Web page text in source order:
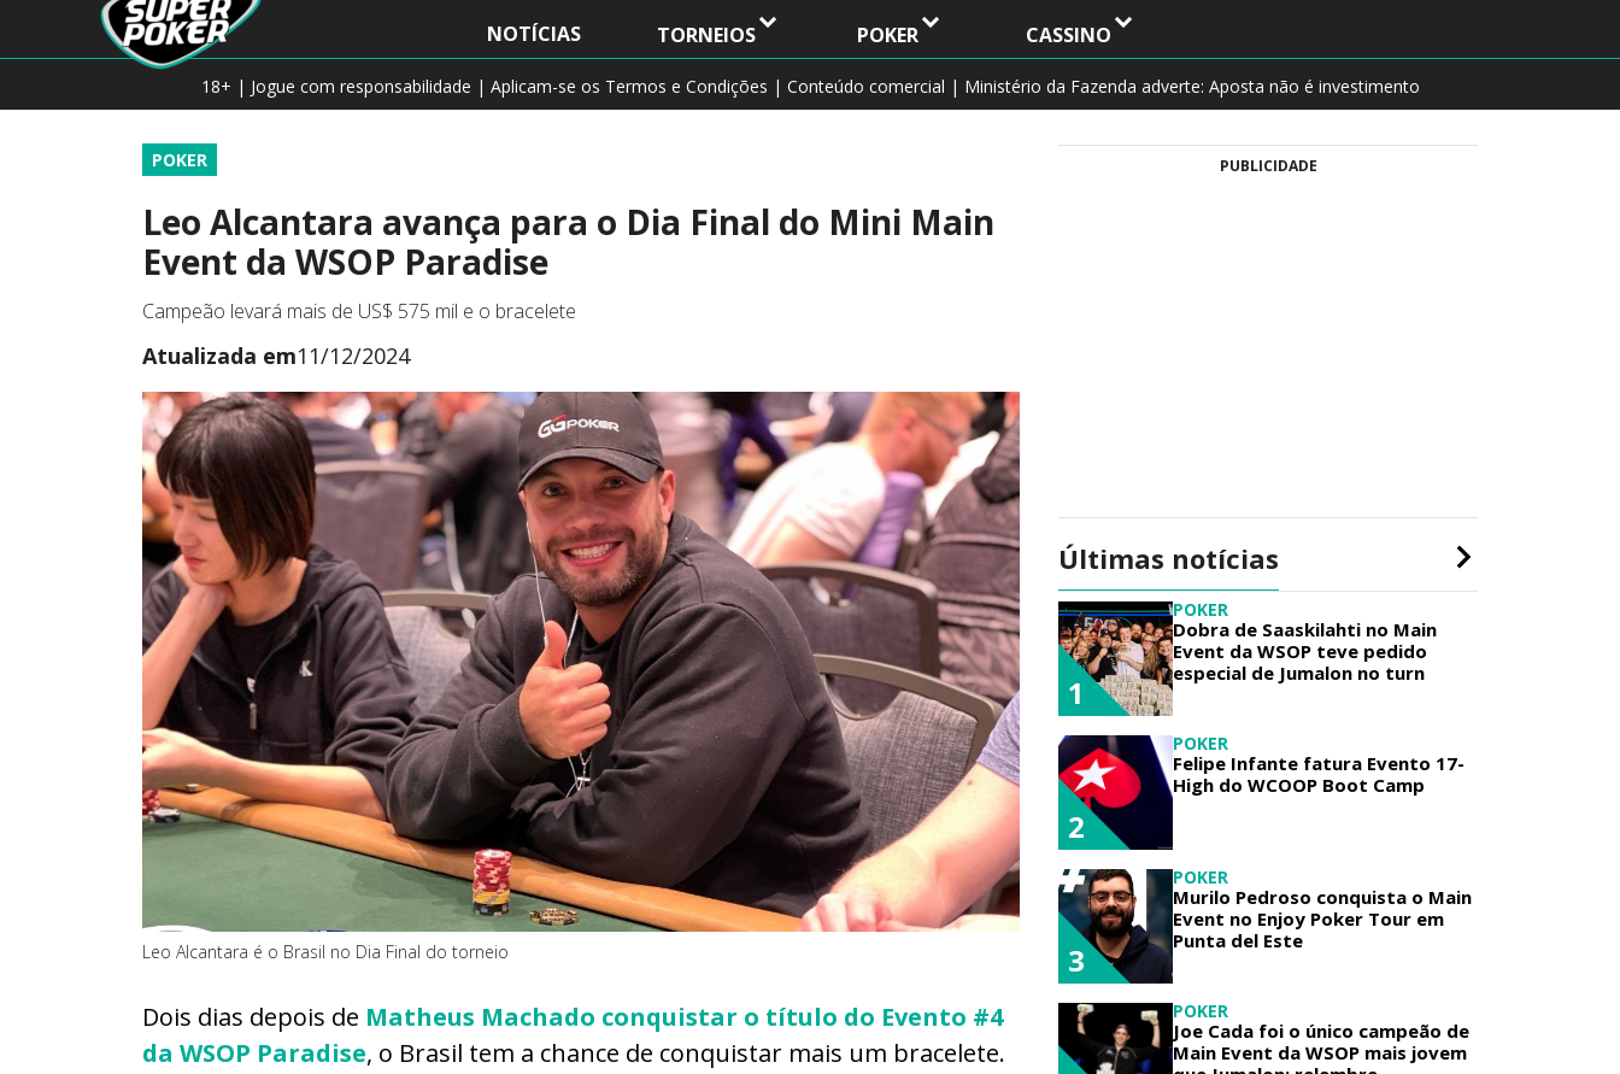
NOTÍCIAS TORNEIOS POKER CASSINO
18+ | Jogue com responsabilidade | Aplicam-se os Termos e Condições | Conteúdo comercial | Ministério da Fazenda adverte: Aposta não é investimento
POKER
Leo Alcantara avança para o Dia Final do Mini Main
Event da WSOP Paradise
Campeão levará mais de US$ 575 mil e o bracelete
Atualizada em11/12/2024
Leo Alcantara é o Brasil no Dia Final do torneio
Dois dias depois de Matheus Machado conquistar o título do Evento #4
da WSOP Paradise, o Brasil tem a chance de conquistar mais um bracelete.
PUBLICIDADE
Últimas notícias
POKER
Dobra de Saaskilahti no Main
Event da WSOP teve pedido
especial de Jumalon no turn
1
POKER
Felipe Infante fatura Evento 17-
High do WCOOP Boot Camp
2
POKER
Murilo Pedroso conquista o Main
Event no Enjoy Poker Tour em
Punta del Este
3
POKER
Joe Cada foi o único campeão de
Main Event da WSOP mais jovem